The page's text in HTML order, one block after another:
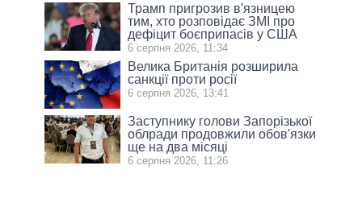
Трамп пригрозив в'язницею
тим, хто розповідає ЗМІ про
дефіцит боєприпасів у США
6 серпня 2026, 11:34
Велика Британія розширила
санкції проти росії
6 серпня 2026, 13:41
Заступнику голови Запорізької
облради продовжили обов'язки
ще на два місяці
6 серпня 2026, 11:26